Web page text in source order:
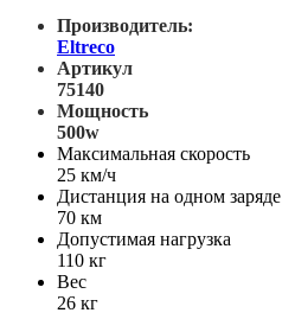
Производитель:
Eltreco
Артикул
75140
Мощность
500w
Максимальная скорость
25 км/ч
Дистанция на одном заряде
70 км
Допустимая нагрузка
110 кг
Вес
26 кг